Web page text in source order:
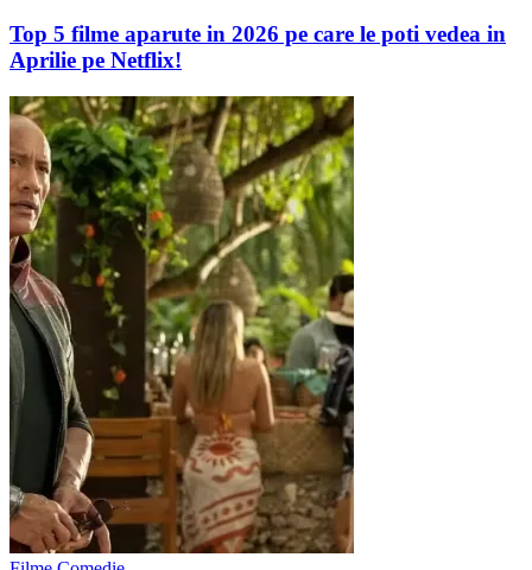
Top 5 filme aparute in 2026 pe care le poti vedea in
Aprilie pe Netflix!